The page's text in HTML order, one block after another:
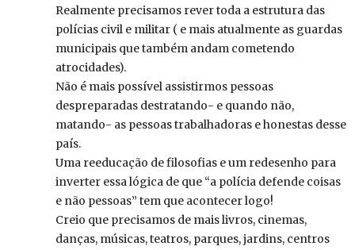
Realmente precisamos rever toda a estrutura das
polícias civil e militar ( e mais atualmente as guardas
municipais que também andam cometendo
atrocidades).
Não é mais possível assistirmos pessoas
despreparadas destratando- e quando não,
matando- as pessoas trabalhadoras e honestas desse
país.
Uma reeducação de filosofias e um redesenho para
inverter essa lógica de que “a polícia defende coisas
e não pessoas” tem que acontecer logo!
Creio que precisamos de mais livros, cinemas,
danças, músicas, teatros, parques, jardins, centros